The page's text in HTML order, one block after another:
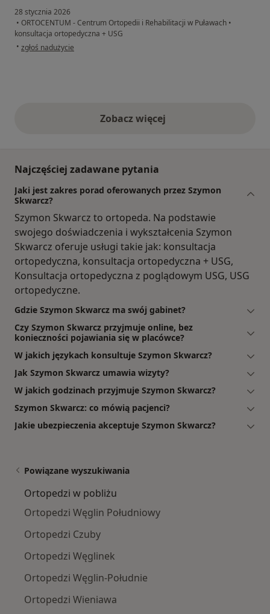
28 stycznia 2026
• ORTOCENTUM - Centrum Ortopedii i Rehabilitacji w Puławach •
konsultacja ortopedyczna + USG
• w opinii użytkownika Małgorzata G-K
zgłoś nadużycie
Zobacz więcejopinie powyżej
Najczęściej zadawane pytania
Jaki jest zakres porad oferowanych przez Szymon
Skwarcz?
Szymon Skwarcz to ortopeda. Na podstawie
swojego doświadczenia i wykształcenia Szymon
Skwarcz oferuje usługi takie jak: konsultacja
ortopedyczna, konsultacja ortopedyczna + USG,
Konsultacja ortopedyczna z poglądowym USG, USG
ortopedyczne.
Gdzie Szymon Skwarcz ma swój gabinet?
Czy Szymon Skwarcz przyjmuje online, bez
konieczności pojawiania się w placówce?
W jakich językach konsultuje Szymon Skwarcz?
Jak Szymon Skwarcz umawia wizyty?
W jakich godzinach przyjmuje Szymon Skwarcz?
Szymon Skwarcz: co mówią pacjenci?
Jakie ubezpieczenia akceptuje Szymon Skwarcz?
Powiązane wyszukiwania
Ortopedzi w pobliżu
Ortopedzi Węglin Południowy
Ortopedzi Czuby
Ortopedzi Węglinek
Ortopedzi Węglin-Południe
Ortopedzi Wieniawa